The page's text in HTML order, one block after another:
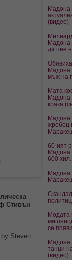
Стивън
Steven
Мадона
(видео)
Мадона
да пее
Мадона
мъж на
Мата
Мадона
крака
Мадона
жребец
60-ият
Мадона
600
Мадона
Модата
се
Мадона
танци
(видео)